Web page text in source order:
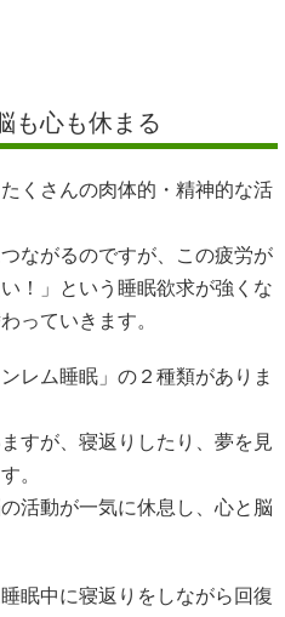
も心も休まる
くさんの肉体的・精神的な活
ながるのですが、この疲労が
！」という睡眠欲求が強くな
っていきます。
レム睡眠」の２種類がありま
すが、寝返りしたり、夢を見
。
活動が一気に休息し、心と脳
眠中に寝返りをしながら回復